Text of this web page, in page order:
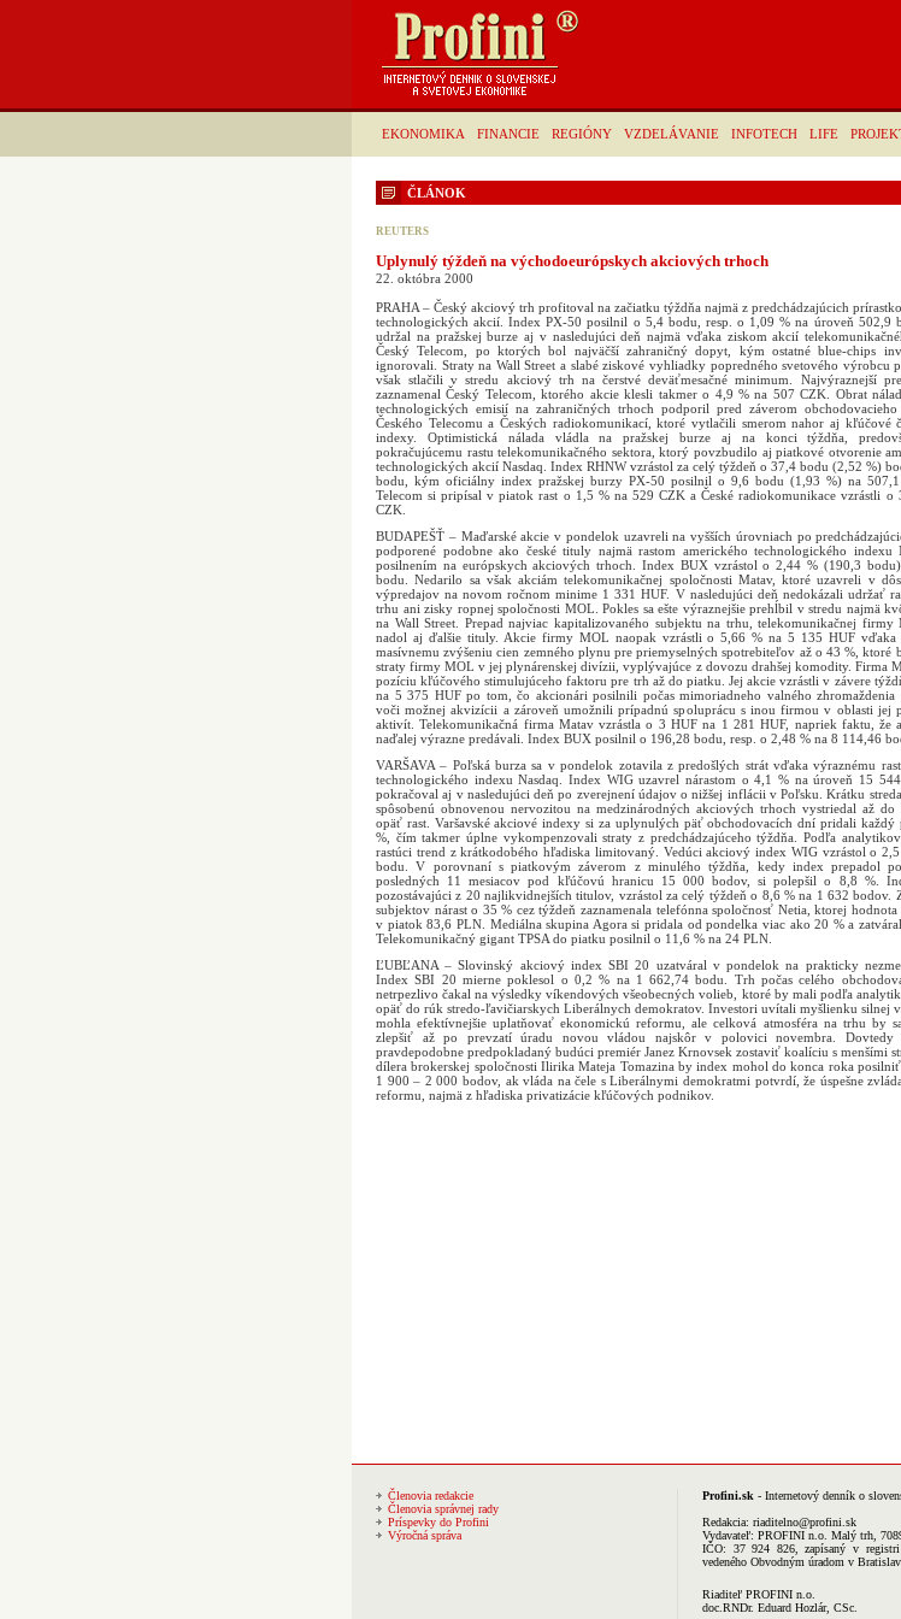
EKONOMIKA FINANCIE REGIÓNY VZDELÁVANIE INFOTECH LIFE
ČLÁNOK
REUTERS
Uplynulý týždeň na východoeurópskych akciových trhoch
22. októbra 2000
PRAHA – Český akciový trh profitoval na začiatku týždňa najmä z predchádzajúcich
technologických akcií. Index PX-50 posilnil o 5,4 bodu, resp. o 1,09 % na úroveň 502,9
udržal na pražskej burze aj v nasledujúci deň najmä vďaka ziskom akcií
Český Telecom, po ktorých bol najväčší zahraničný dopyt, kým ostatné blue-chips
ignorovali. Straty na Wall Street a slabé ziskové vyhliadky popredného svetového výrobcu
však stlačili v stredu akciový trh na čerstvé deväťmesačné minimum. Najvýraznejší
zaznamenal Český Telecom, ktorého akcie klesli takmer o 4,9 % na 507 CZK. Obrat
technologických emisií na zahraničných trhoch podporil pred záverom
Českého Telecomu a Českých radiokomunikací, ktoré vytlačili smerom nahor aj kľúčové
indexy. Optimistická nálada vládla na pražskej burze aj na konci týždňa,
pokračujúcemu rastu telekomunikačného sektora, ktorý povzbudilo aj piatkové otvorenie
technologických akcií Nasdaq. Index RHNW vzrástol za celý týždeň o 37,4 bodu (2,52 %)
bodu, kým oficiálny index pražskej burzy PX-50 posilnil o 9,6 bodu (1,93 %) na 507,1
Telecom si pripísal v piatok rast o 1,5 % na 529 CZK a České radiokomunikace vzrástli o
CZK.
BUDAPEŠŤ – Maďarské akcie v pondelok uzavreli na vyšších úrovniach po
podporené podobne ako české tituly najmä rastom amerického technologického indexu
posilnením na európskych akciových trhoch. Index BUX vzrástol o 2,44 % (190,3
bodu. Nedarilo sa však akciám telekomunikačnej spoločnosti Matav, ktoré uzavreli v
výpredajov na novom ročnom minime 1 331 HUF. V nasledujúci deň nedokázali udržať
trhu ani zisky ropnej spoločnosti MOL. Pokles sa ešte výraznejšie prehĺbil v stredu najmä
na Wall Street. Prepad najviac kapitalizovaného subjektu na trhu, telekomunikačnej firmy
nadol aj ďalšie tituly. Akcie firmy MOL naopak vzrástli o 5,66 % na 5 135 HUF vďaka
masívnemu zvýšeniu cien zemného plynu pre priemyselných spotrebiteľov až o 43 %, ktoré
straty firmy MOL v jej plynárenskej divízii, vyplývajúce z dovozu drahšej komodity. Firma
pozíciu kľúčového stimulujúceho faktoru pre trh až do piatku. Jej akcie vzrástli v závere
na 5 375 HUF po tom, čo akcionári posilnili počas mimoriadneho valného
voči možnej akvizícii a zároveň umožnili prípadnú spoluprácu s inou firmou v oblasti jej
aktivít. Telekomunikačná firma Matav vzrástla o 3 HUF na 1 281 HUF, napriek faktu, že
naďalej výrazne predávali. Index BUX posilnil o 196,28 bodu, resp. o 2,48 % na 8 114,46
VARŠAVA – Poľská burza sa v pondelok zotavila z predošlých strát vďaka výraznému
technologického indexu Nasdaq. Index WIG uzavrel nárastom o 4,1 % na úroveň 15
pokračoval aj v nasledujúci deň po zverejnení údajov o nižšej inflácii v Poľsku. Krátku
spôsobenú obnovenou nervozitou na medzinárodných akciových trhoch vystriedal až do
opäť rast. Varšavské akciové indexy si za uplynulých päť obchodovacích dní pridali každý
%, čím takmer úplne vykompenzovali straty z predchádzajúceho týždňa. Podľa analytikov
rastúci trend z krátkodobého hľadiska limitovaný. Vedúci akciový index WIG vzrástol o
bodu. V porovnaní s piatkovým záverom z minulého týždňa, kedy index prepadol
posledných 11 mesiacov pod kľúčovú hranicu 15 000 bodov, si polepšil o 8,8 %.
pozostávajúci z 20 najlikvidnejších titulov, vzrástol za celý týždeň o 8,6 % na 1 632 bodov.
subjektov nárast o 35 % cez týždeň zaznamenala telefónna spoločnosť Netia, ktorej hodnota
v piatok 83,6 PLN. Mediálna skupina Agora si pridala od pondelka viac ako 20 % a
Telekomunikačný gigant TPSA do piatku posilnil o 11,6 % na 24 PLN.
ĽUBĽANA – Slovinský akciový index SBI 20 uzatváral v pondelok na prakticky
Index SBI 20 mierne poklesol o 0,2 % na 1 662,74 bodu. Trh počas celého
netrpezlivo čakal na výsledky víkendových všeobecných volieb, ktoré by mali podľa
opäť do rúk stredo-ľavičiarskych Liberálnych demokratov. Investori uvítali myšlienku silnej
mohla efektívnejšie uplatňovať ekonomickú reformu, ale celková atmosféra na trhu by
zlepšiť až po prevzatí úradu novou vládou najskôr v polovici novembra. Dovtedy
pravdepodobne predpokladaný budúci premiér Janez Krnovsek zostaviť koalíciu s menšími
dílera brokerskej spoločnosti Ilirika Mateja Tomazina by index mohol do konca roka
1 900 – 2 000 bodov, ak vláda na čele s Liberálnymi demokratmi potvrdí, že úspešne
reformu, najmä z hľadiska privatizácie kľúčových podnikov.
Členovia redakcie
Členovia správnej rady
Príspevky do Profini
Výročná správa
Profini.sk - Internetový denník o
Redakcia: riaditelno@profini.sk
Vydavateľ: PROFINI n.o. Malý trh,
IČO: 37 924 826, zapísaný v registri
vedeného Obvodným úradom v
Riaditeľ PROFINI n.o.
doc.RNDr. Eduard Hozlár, CSc.